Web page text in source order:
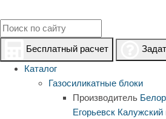
Бесплатный расчет
Каталог
Газосиликатные блоки
Производитель
Егорьевск Калужский